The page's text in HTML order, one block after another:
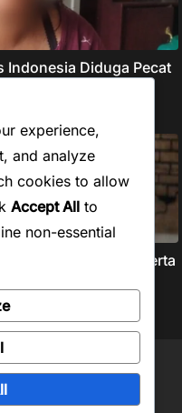
Indonesia Diduga Pecat
Selatan Minta Peserta
by
experience,
and analyze
cookies to allow
Accept All to
non-essential